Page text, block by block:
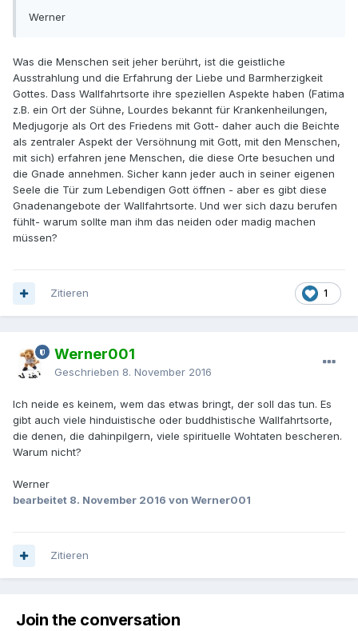
Werner
Was die Menschen seit jeher berührt, ist die geistliche
Ausstrahlung und die Erfahrung der Liebe und Barmherzigkeit
Gottes. Dass Wallfahrtsorte ihre speziellen Aspekte haben (Fatima
z.B. ein Ort der Sühne, Lourdes bekannt für Krankenheilungen,
Medjugorje als Ort des Friedens mit Gott- daher auch die Beichte
als zentraler Aspekt der Versöhnung mit Gott, mit den Menschen,
mit sich) erfahren jene Menschen, die diese Orte besuchen und
die Gnade annehmen. Sicher kann jeder auch in seiner eigenen
Seele die Tür zum Lebendigen Gott öffnen - aber es gibt diese
Gnadenangebote der Wallfahrtsorte. Und wer sich dazu berufen
fühlt- warum sollte man ihm das neiden oder madig machen
müssen?
1
Zitieren
Werner001
Geschrieben 8. November 2016
Ich neide es keinem, wem das etwas bringt, der soll das tun. Es
gibt auch viele hinduistische oder buddhistische Wallfahrtsorte,
die denen, die dahinpilgern, viele spirituelle Wohtaten bescheren.
Warum nicht?
Werner
bearbeitet 8. November 2016 von Werner001
Zitieren
Join the conversation